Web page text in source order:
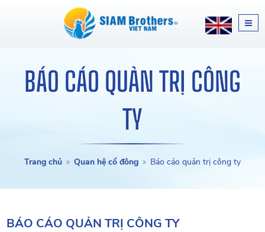
BÁO CÁO QUẢN TRỊ CÔNG
TY
Trang chủ Quan hệ cổ đông Báo cáo quản trị công ty
BÁO CÁO QUẢN TRỊ CÔNG TY